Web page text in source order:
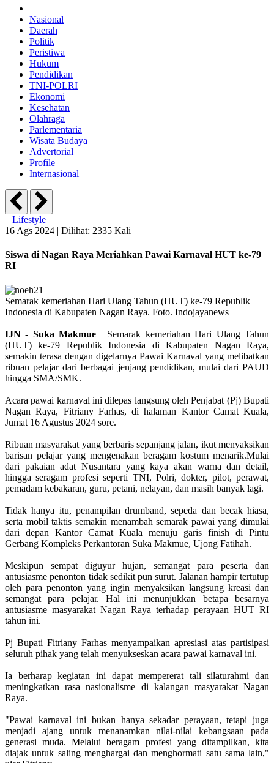
Nasional
Daerah
Politik
Peristiwa
Hukum
Pendidikan
TNI-POLRI
Ekonomi
Kesehatan
Olahraga
Parlementaria
Wisata Budaya
Advertorial
Profile
Internasional
Lifestyle
16 Ags 2024 | Dilihat: 2335 Kali
Siswa di Nagan Raya Meriahkan Pawai Karnaval HUT ke-79
RI
Semarak kemeriahan Hari Ulang Tahun (HUT) ke-79 Republik
Indonesia di Kabupaten Nagan Raya. Foto. Indojayanews
IJN - Suka Makmue | Semarak kemeriahan Hari Ulang Tahun
(HUT) ke-79 Republik Indonesia di Kabupaten Nagan Raya,
semakin terasa dengan digelarnya Pawai Karnaval yang melibatkan
ribuan pelajar dari berbagai jenjang pendidikan, mulai dari PAUD
hingga SMA/SMK.
Acara pawai karnaval ini dilepas langsung oleh Penjabat (Pj) Bupati
Nagan Raya, Fitriany Farhas, di halaman Kantor Camat Kuala,
Jumat 16 Agustus 2024 sore.
Ribuan masyarakat yang berbaris sepanjang jalan, ikut menyaksikan
barisan pelajar yang mengenakan beragam kostum menarik.Mulai
dari pakaian adat Nusantara yang kaya akan warna dan detail,
hingga seragam profesi seperti TNI, Polri, dokter, pilot, perawat,
pemadam kebakaran, guru, petani, nelayan, dan masih banyak lagi.
Tidak hanya itu, penampilan drumband, sepeda dan becak hiasa,
serta mobil taktis semakin menambah semarak pawai yang dimulai
dari depan Kantor Camat Kuala menuju garis finish di Pintu
Gerbang Kompleks Perkantoran Suka Makmue, Ujong Fatihah.
Meskipun sempat diguyur hujan, semangat para peserta dan
antusiasme penonton tidak sedikit pun surut. Jalanan hampir tertutup
oleh para penonton yang ingin menyaksikan langsung kreasi dan
semangat para pelajar. Hal ini menunjukkan betapa besarnya
antusiasme masyarakat Nagan Raya terhadap perayaan HUT RI
tahun ini.
Pj Bupati Fitriany Farhas menyampaikan apresiasi atas partisipasi
seluruh pihak yang telah menyukseskan acara pawai karnaval ini.
Ia berharap kegiatan ini dapat mempererat tali silaturahmi dan
meningkatkan rasa nasionalisme di kalangan masyarakat Nagan
Raya.
"Pawai karnaval ini bukan hanya sekadar perayaan, tetapi juga
menjadi ajang untuk menanamkan nilai-nilai kebangsaan pada
generasi muda. Melalui beragam profesi yang ditampilkan, kita
diajak untuk saling menghargai dan menghormati satu sama lain,"